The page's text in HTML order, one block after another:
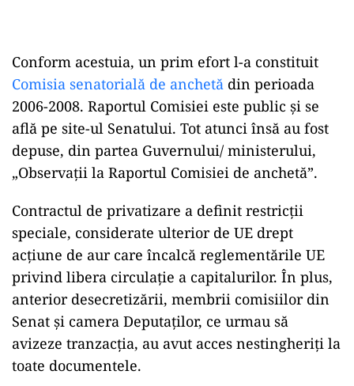
Conform acestuia, un prim efort l-a constituit
Comisia senatorială de anchetă din perioada
2006-2008. Raportul Comisiei este public și se
află pe site-ul Senatului. Tot atunci însă au fost
depuse, din partea Guvernului/ ministerului,
„Observații la Raportul Comisiei de anchetă”.
Contractul de privatizare a definit restricții
speciale, considerate ulterior de UE drept
acțiune de aur care încalcă reglementările UE
privind libera circulație a capitalurilor. În plus,
anterior desecretizării, membrii comisiilor din
Senat și camera Deputaților, ce urmau să
avizeze tranzacția, au avut acces nestingheriți la
toate documentele.